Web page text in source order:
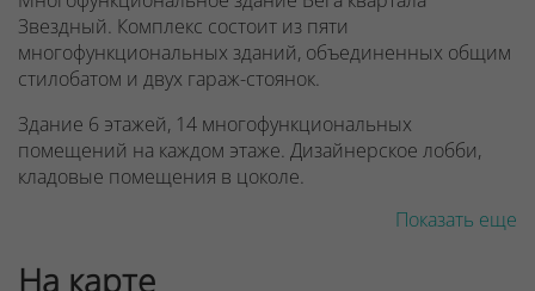
Звездный. Комплекс состоит из пяти
многофункциональных зданий, объединенных общим
стилобатом и двух гараж-стоянок.
Здание 6 этажей, 14 многофункциональных
помещений на каждом этаже. Дизайнерское лобби,
кладовые помещения в цоколе.
ООО "Твоя столицаконсалт", УНП 190285638, лицензия
Показать еще
На карте